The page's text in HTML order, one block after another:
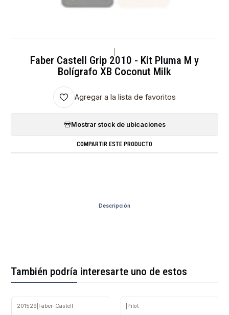
Faber Castell Grip 2010 - Kit Pluma M y
Bolígrafo XB Coconut Milk
Agregar a la lista de favoritos
Mostrar stock de ubicaciones
COMPARTIR ESTE PRODUCTO
Descripción
También podría interesarte uno de estos
201529 Faber-Castell Pilot